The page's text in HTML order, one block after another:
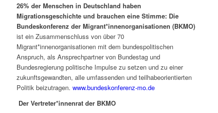
26% der Menschen in Deutschland haben
Migrationsgeschichte und brauchen eine Stimme: Die
Bundeskonferenz der Migrant*innenorganisationen (BKMO)
ist ein Zusammenschluss von über 70
Migrant*innenorganisationen mit dem bundespolitischen
Anspruch, als Ansprechpartner von Bundestag und
Bundesregierung politische Impulse zu setzen und zu einer
zukunftsgewandten, alle umfassenden und teilhabeorientierten
Politik beizutragen. www.bundeskonferenz-mo.de
Der Vertreter*innenrat der BKMO